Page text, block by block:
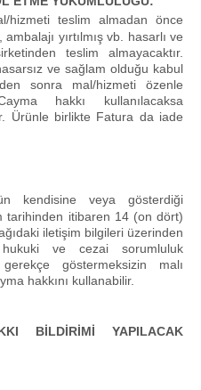
hizmeti teslim almadan önce
yırtılmış vb. hasarlı ve
teslim almayacaktır.
ve sağlam olduğu kabul
sonra mal/hizmeti özenle
hakkı kullanılacaksa
Ürünle birlikte Fatura da iade
kendisine veya gösterdiği
tarihinden itibaren 14 (on dört)
iletişim bilgileri üzerinden
ve cezai sorumluluk
göstermeksizin malı
hakkını kullanabilir.
BİLDİRİMİ YAPILACAK